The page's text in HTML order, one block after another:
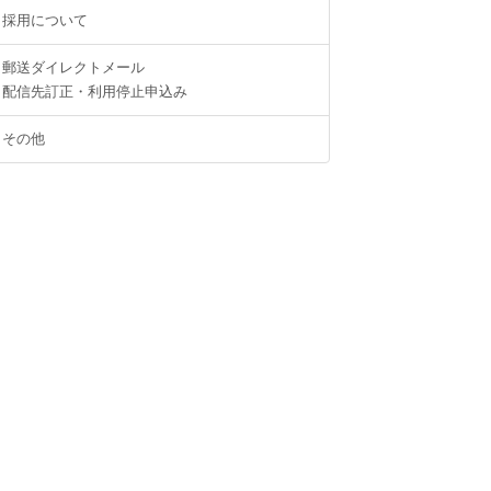
採用について
郵送ダイレクトメール
配信先訂正・利用停止申込み
その他